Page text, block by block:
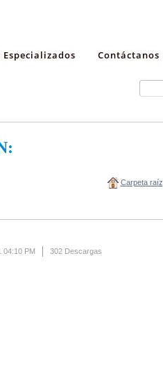
Especializados Contáctanos
Carpeta raíz
04:10 PM 302 Descargas